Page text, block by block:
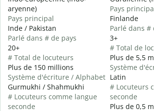
aryenne)
Pays principal
Inde / Pakistan
Parlé dans # de pays
20+
# Total de locuteurs
Plus de 150 millions
Système d'écriture / Alphabet
Gurmukhi / Shahmukhi
# Locuteurs comme langue
seconde
Pays
Finlande
Parlé dans #
3+
# Total de
Plus de 5,5
Système
Latin
# Locuteurs
seconde
Plus de 0,5